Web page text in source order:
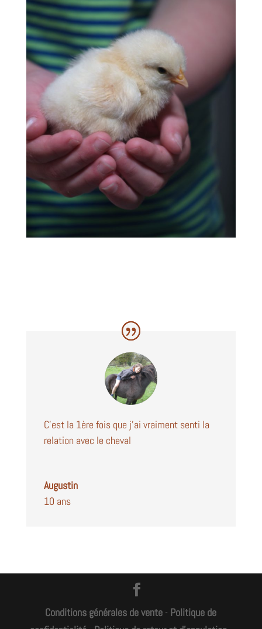
C’est la 1ère fois que j’ai vraiment senti la
relation avec le cheval
Augustin
10 ans
Conditions générales de vente - Politique de